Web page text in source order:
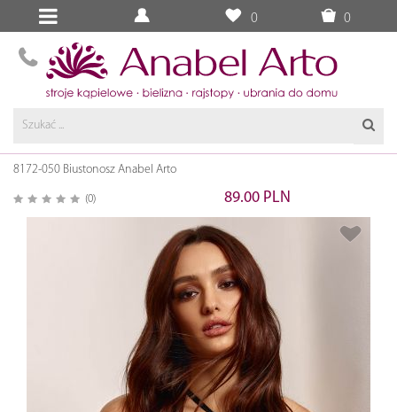
0 0
8172-050 Biustonosz Anabel Arto
(0) 89.00 PLN